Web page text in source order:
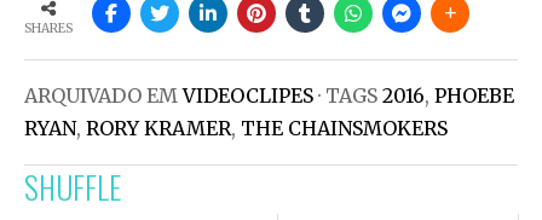
SHARES
ARQUIVADO EMVIDEOCLIPES · TAGS 2016, PHOEBE
RYAN, RORY KRAMER, THE CHAINSMOKERS
SHUFFLE